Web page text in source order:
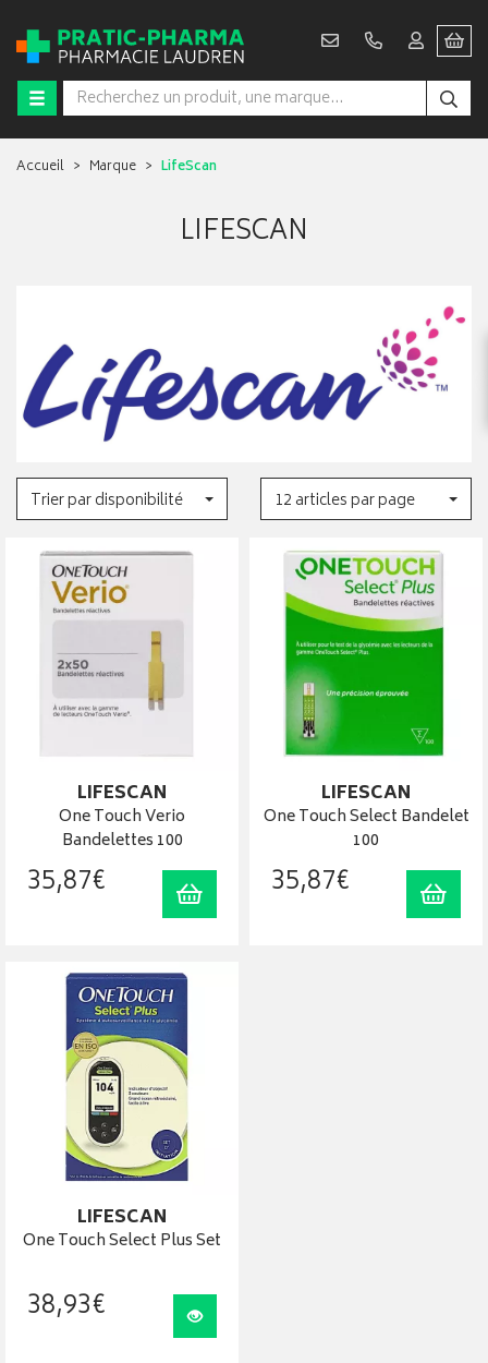
Accueil Marque LifeScan
LIFESCAN
Trier par disponibilité 12 articles par page
LIFESCAN
One Touch Verio
Bandelettes 100
35,87€ Ajouter au panier
LIFESCAN
One Touch Select Bandelet
100
35,87€
LIFESCAN
One Touch Select Plus Set
38,93€ Visualiser